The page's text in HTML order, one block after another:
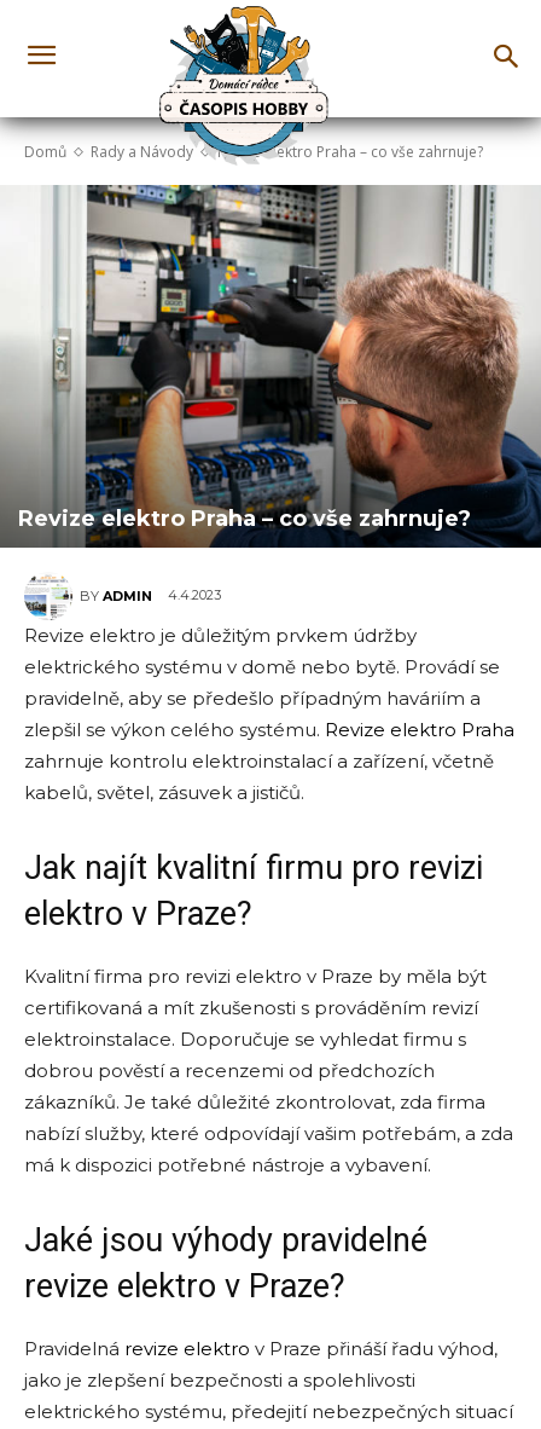
Domů Rady a Návody Revize elektro Praha – co vše zahrnuje?
Revize elektro Praha – co vše zahrnuje?
BY ADMIN 4.4.2023
Revize elektro je důležitým prvkem údržby
elektrického systému v domě nebo bytě. Provádí se
pravidelně, aby se předešlo případným haváriím a
zlepšil se výkon celého systému. Revize elektro Praha
zahrnuje kontrolu elektroinstalací a zařízení, včetně
kabelů, světel, zásuvek a jističů.
Jak najít kvalitní firmu pro revizi
elektro v Praze?
Kvalitní firma pro revizi elektro v Praze by měla být
certifikovaná a mít zkušenosti s prováděním revizí
elektroinstalace. Doporučuje se vyhledat firmu s
dobrou pověstí a recenzemi od předchozích
zákazníků. Je také důležité zkontrolovat, zda firma
nabízí služby, které odpovídají vašim potřebám, a zda
má k dispozici potřebné nástroje a vybavení.
Jaké jsou výhody pravidelné
revize elektro v Praze?
Pravidelná revize elektro v Praze přináší řadu výhod,
jako je zlepšení bezpečnosti a spolehlivosti
elektrického systému, předejití nebezpečných situací